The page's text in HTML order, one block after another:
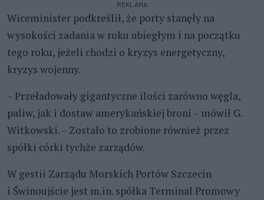
REKLAMA
Wiceminister podkreślił, że porty stanęły na
wysokości zadania w roku ubiegłym i na początku
tego roku, jeżeli chodzi o kryzys energetyczny,
kryzys wojenny.
– Przeładowały gigantyczne ilości zarówno węgla,
paliw, jak i dostaw amerykańskiej broni – mówił G.
Witkowski. – Zostało to zrobione również przez
spółki córki tychże zarządów.
W gestii Zarządu Morskich Portów Szczecin
i Świnoujście jest m.in. spółka Terminal Promowy